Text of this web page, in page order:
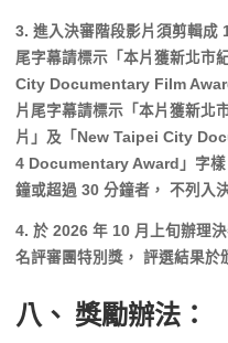
3. 進入決審階段影片須剪輯成
尾字幕請標示「本片獲新北市
City Documentary Film
片尾字幕請標示「本片獲新北
片」及「New Taipei City
4 Documentary Award」字樣
鐘或超過 30 分鐘者， 不列入
4. 於 2026 年 10 月上旬辦理
名評審團特別獎， 評選結果於
八、 獎勵辦法：